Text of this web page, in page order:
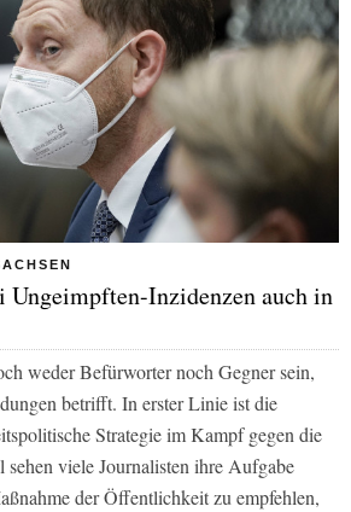
Ungeimpften-Inzidenzen auch in
weder Befürworter noch Gegner sein,
betrifft. In erster Linie ist die
Strategie im Kampf gegen die
viele Journalisten ihre Aufgabe
der Öffentlichkeit zu empfehlen,